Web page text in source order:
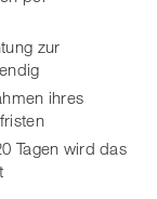
zur
ihres
Tagen wird das